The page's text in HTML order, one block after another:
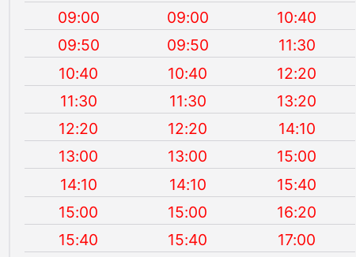
09:00
09:00
10:40
09:50
09:50
11:30
10:40
10:40
12:20
11:30
11:30
13:20
12:20
12:20
14:10
13:00
13:00
15:00
14:10
14:10
15:40
15:00
15:00
16:20
15:40
15:40
17:00